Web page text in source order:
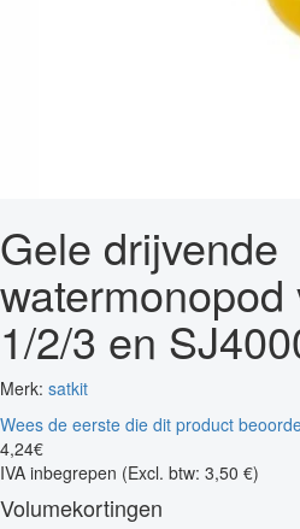
Gele drijvende
1/2/3 en
Merk: satkit
Wees de eerste die dit product
4,24€
IVA inbegrepen (Excl. btw: 3,50 €)
Volumekortingen